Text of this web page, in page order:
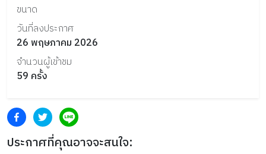
ขนาด
วันที่ลงประกาศ
26 พฤษภาคม 2026
จำนวนผู้เข้าชม
59 ครั้ง
ประกาศที่คุณอาจจะสนใจ: